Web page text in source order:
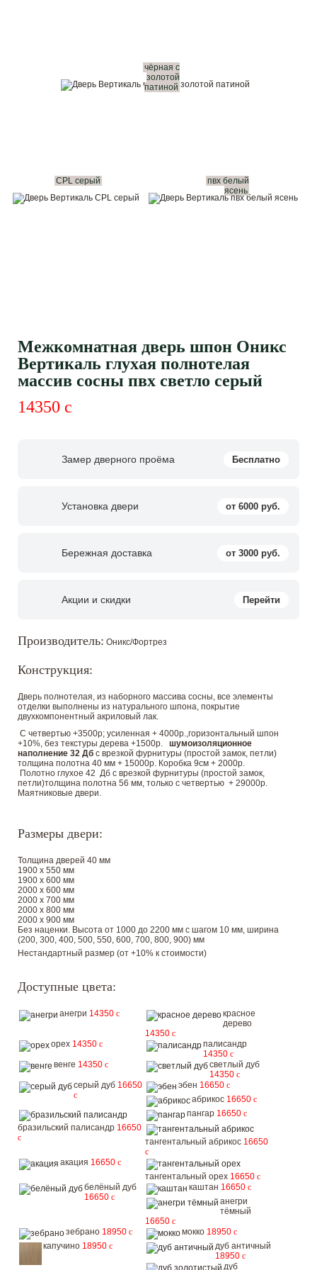
чёрная с
золотой
патиной
CPL серый
пвх белый
ясень
Межкомнатная дверь шпон Оникс
Вертикаль глухая полнотелая
массив сосны пвх светло серый
14350 c
Замер дверного проёма Бесплатно
Установка двери от 6000 руб.
Бережная доставка от 3000 руб.
Акции и скидки Перейти
Производитель: Оникс/Фортрез
Конструкция:
Дверь полнотелая, из наборного массива сосны, все элементы
отделки выполнены из натурального шпона, покрытие
двухкомпонентный акриловый лак.
С четвертью +3500р; усиленная + 4000р.,горизонтальный шпон
+10%, без текстуры дерева +1500р. шумоизоляционное
наполнение 32 Дб с врезкой фурнитуры (простой замок, петли)
толщина полотна 40 мм + 15000р. Коробка 9см + 2000р.
Полотно глухое 42 Дб с врезкой фурнитуры (простой замок,
петли)толщина полотна 56 мм, только с четвертью + 29000р.
Маятниковые двери.
Размеры двери:
Толщина дверей 40 мм
1900 х 550 мм
1900 х 600 мм
2000 х 600 мм
2000 х 700 мм
2000 х 800 мм
2000 х 900 мм
Без наценки. Высота от 1000 до 2200 мм с шагом 10 мм, ширина
(200, 300, 400, 500, 550, 600, 700, 800, 900) мм
Нестандартный размер (от +10% к стоимости)
Доступные цвета:
анегри 14350 c
красное
дерево
14350 c
орех 14350 c
палисандр
14350 c
венге 14350 c
светлый дуб
14350 c
серый дуб 16650
c
эбен 16650 c
абрикос 16650 c
бразильский палисандр 16650
c
пангар 16650 c
тангентальный абрикос 16650
c
акация 16650 c
тангентальный орех 16650 c
белёный дуб
16650 c
каштан 16650 c
анегри
тёмный
16650 c
зебрано 18950 c мокко 18950 c
капучино 18950 c
дуб античный
18950 c
дуб